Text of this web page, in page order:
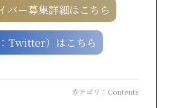
バー募集詳細はこちら
Twitter）はこちら
カテゴリ： Contents